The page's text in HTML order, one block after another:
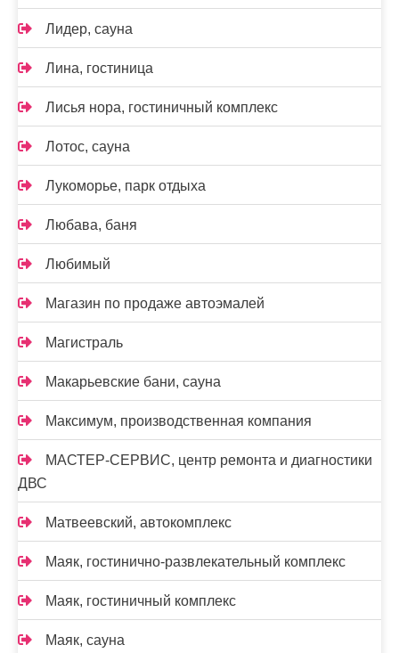
Лидер, сауна
Лина, гостиница
Лисья нора, гостиничный комплекс
Лотос, сауна
Лукоморье, парк отдыха
Любава, баня
Любимый
Магазин по продаже автоэмалей
Магистраль
Макарьевские бани, сауна
Максимум, производственная компания
МАСТЕР-СЕРВИС, центр ремонта и диагностики
ДВС
Матвеевский, автокомплекс
Маяк, гостинично-развлекательный комплекс
Маяк, гостиничный комплекс
Маяк, сауна